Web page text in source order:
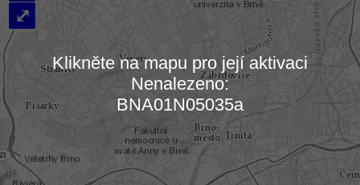
Načítám mapu…
⤢
Klikněte na mapu pro její aktivaci
Nenalezeno:
BNA01N05035a